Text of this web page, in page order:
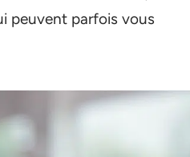
peuvent parfois vous